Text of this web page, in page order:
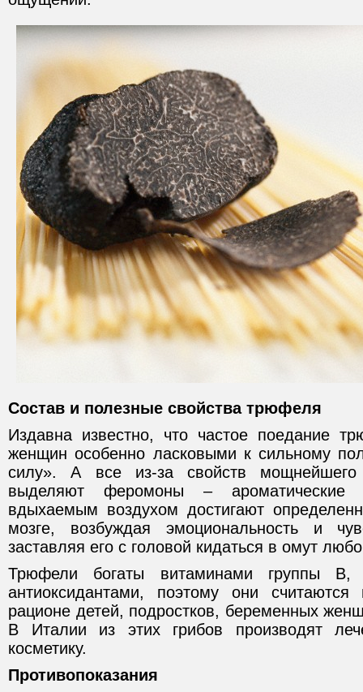
Состав и полезные свойства трюфеля
Издавна известно, что частое поедание
женщин особенно ласковыми к сильному
силу». А все из-за свойств
выделяют феромоны – ароматические
вдыхаемым воздухом достигают
мозге, возбуждая эмоциональность и
заставляя его с головой кидаться в омут
Трюфели богаты витаминами группы
антиоксидантами, поэтому они
рационе детей, подростков, беременных
В Италии из этих грибов производят
косметику.
Противопоказания